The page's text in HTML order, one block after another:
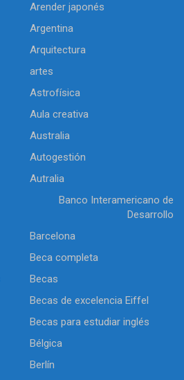
Arender japonés
Argentina
Arquitectura
artes
Astrofísica
Aula creativa
Australia
Autogestión
Autralia
Banco Interamericano de
Desarrollo
Barcelona
Beca completa
Becas
Becas de excelencia Eiffel
Becas para estudiar inglés
Bélgica
Berlín